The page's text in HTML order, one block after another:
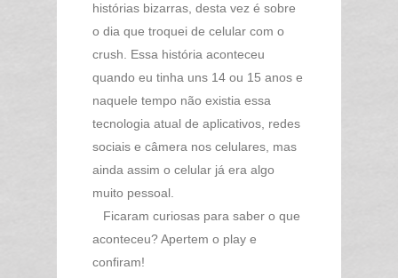
histórias bizarras, desta vez é sobre
o dia que troquei de celular com o
crush. Essa história aconteceu
quando eu tinha uns 14 ou 15 anos e
naquele tempo não existia essa
tecnologia atual de aplicativos, redes
sociais e câmera nos celulares, mas
ainda assim o celular já era algo
muito pessoal.
Ficaram curiosas para saber o que
aconteceu? Apertem o play e
confiram!